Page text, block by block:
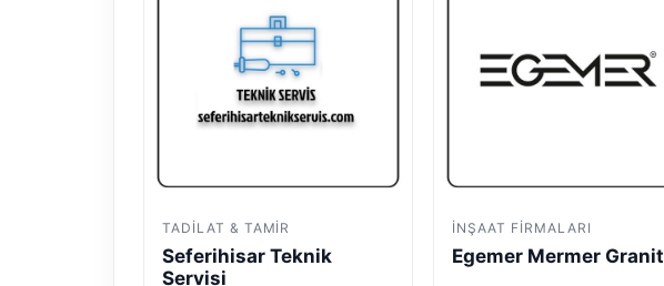
TADILAT & TAMIR
Seferihisar Teknik
Servisi
İNŞAAT FIRMALARI
Egemer Mermer Granit